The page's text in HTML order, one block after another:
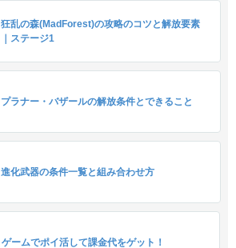
狂乱の森(MadForest)の攻略のコツと解放要素
｜ステージ1
プラナー・バザールの解放条件とできること
進化武器の条件一覧と組み合わせ方
ゲームでポイ活して課金代をゲット！